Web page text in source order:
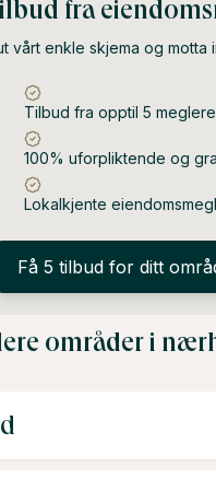
mens helårsboliger har
Markedet kan også
og skolestart.
fra
vårt enkle skjema og motta
Tilbud fra opptil 5 meglere
100% uforpliktende og
Lokalkjente
Få 5 tilbud for ditt
områder i